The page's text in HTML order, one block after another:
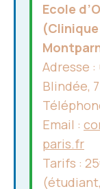
Ecole
Adresse
Blindée,
Email :
paris.fr
Tarifs :